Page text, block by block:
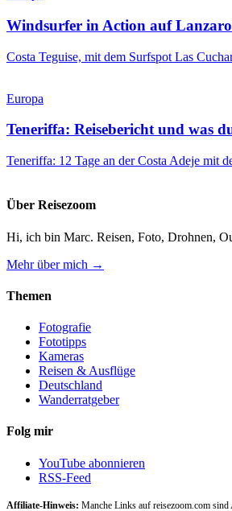
Windsurfer in Action auf
Costa Teguise, mit dem Surfspot Las
Europa
Teneriffa: Reisebericht und was
Teneriffa: 12 Tage an der Costa Adeje mit
Über Reisezoom
Hi, ich bin Marc. Reisen, Foto, Drohnen,
Mehr über mich →
Themen
Fotografie
Fototipps
Kameras
Reisen & Ausflüge
Deutschland
Wanderratgeber
Folg mir
YouTube abonnieren
RSS-Feed
Affiliate-Hinweis: Manche Links auf reisezoom.com